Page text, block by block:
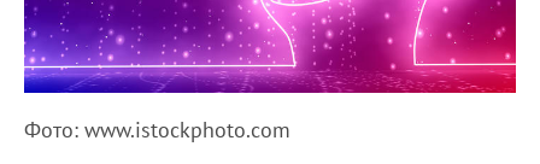
Фото: www.istockphoto.com